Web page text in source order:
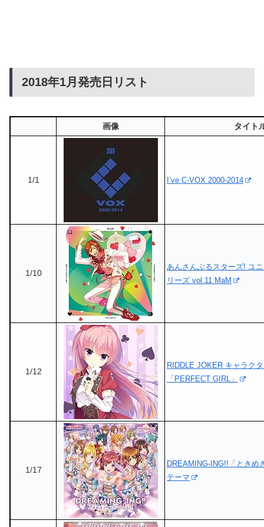
2018年1月発売日リスト
画像 タイト
1/1 I’ve C-VOX 2000-2014
1/10
あんさんぶるスターズ! ユ
リーズ vol.11 MaM
1/12
RIDDLE JOKER キャラク
「PERFECT GIRL」
1/17
DREAMING-ING!!「ときめ
テーマ